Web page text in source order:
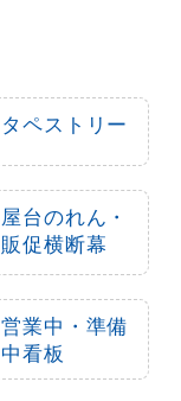
タペストリー
屋台のれん・
販促横断幕
営業中・準備
中看板